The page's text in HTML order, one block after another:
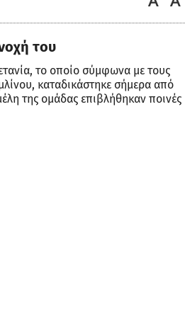
του
το οποίο σύμφωνα με τους
καταδικάστηκε σήμερα από
της ομάδας επιβλήθηκαν ποινές